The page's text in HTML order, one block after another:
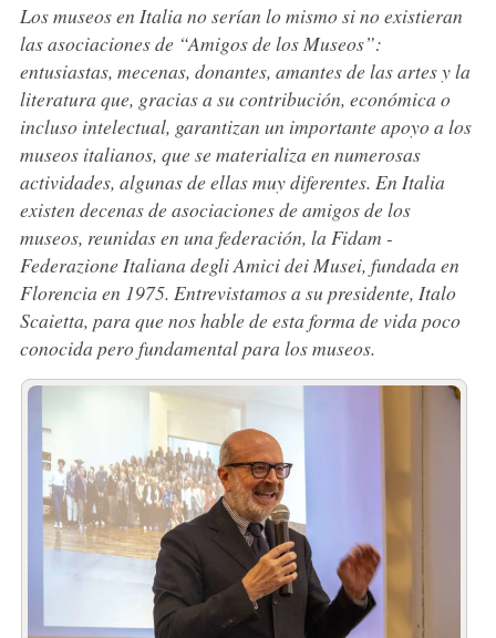
Los museos en Italia no serían lo mismo si no existieran
las asociaciones de “Amigos de los Museos”:
entusiastas, mecenas, donantes, amantes de las artes y la
literatura que, gracias a su contribución, económica o
incluso intelectual, garantizan un importante apoyo a los
museos italianos, que se materializa en numerosas
actividades, algunas de ellas muy diferentes. En Italia
existen decenas de asociaciones de amigos de los
museos, reunidas en una federación, la Fidam -
Federazione Italiana degli Amici dei Musei, fundada en
Florencia en 1975. Entrevistamos a su presidente, Italo
Scaietta, para que nos hable de esta forma de vida poco
conocida pero fundamental para los museos.